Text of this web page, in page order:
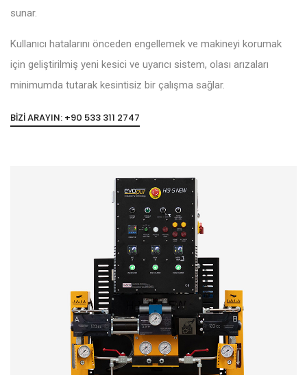
sunar.
Kullanıcı hatalarını önceden engellemek ve makineyi korumak
için geliştirilmiş yeni kesici ve uyarıcı sistem, olası arızaları
minimumda tutarak kesintisiz bir çalışma sağlar.
BIZI ARAYIN: +90 533 311 2747